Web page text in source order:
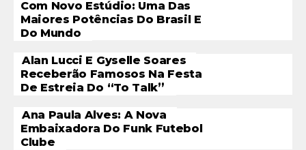
Com Novo Estúdio: Uma Das
Maiores Potências Do Brasil E
Do Mundo
Alan Lucci E Gyselle Soares
Receberão Famosos Na Festa
De Estreia Do “To Talk”
Ana Paula Alves: A Nova
Embaixadora Do Funk Futebol
Clube